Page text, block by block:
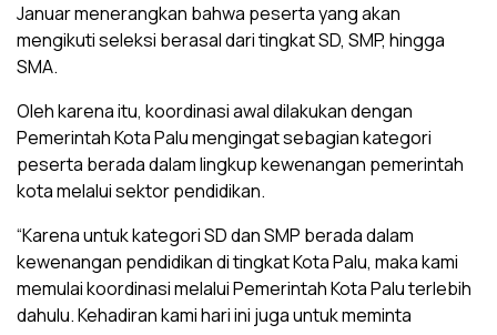
Januar menerangkan bahwa peserta yang akan
mengikuti seleksi berasal dari tingkat SD, SMP, hingga
SMA.
Oleh karena itu, koordinasi awal dilakukan dengan
Pemerintah Kota Palu mengingat sebagian kategori
peserta berada dalam lingkup kewenangan pemerintah
kota melalui sektor pendidikan.
“Karena untuk kategori SD dan SMP berada dalam
kewenangan pendidikan di tingkat Kota Palu, maka kami
memulai koordinasi melalui Pemerintah Kota Palu terlebih
dahulu. Kehadiran kami hari ini juga untuk meminta